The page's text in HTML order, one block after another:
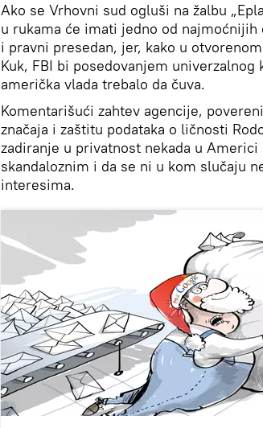
Ako se Vrhovni sud ogluši na žalbu
u rukama će imati jedno od najmoćnijih
i pravni presedan, jer, kako u
Kuk, FBI bi posedovanjem
američka vlada trebalo da čuva.
Komentarišući zahtev agencije,
značaja i zaštitu podataka o ličnosti
zadiranje u privatnost nekada u
skandaloznim i da se ni u kom slučaju
interesima.